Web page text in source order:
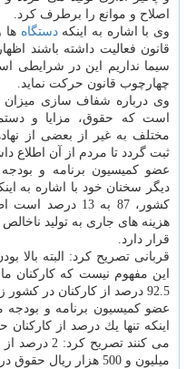
اصلاح و موانع را برطرف كرد.
وی با اشاره به اینكهدستگاه ها
قانون فعالیت داشته باشند
سیما نداریم این در شرایطی
چهارچوب قانون حركت نماید.
وی درباره شفاف سازی میزان
است كه حقوق، مزایا و
مختلف به غیر از بعضی از
ثبت گردد تا مردم از آن اطلاع
عضو كمیسیون برنامه و
دیگر سخنان خود با اشاره به
كشور، 87 به 13
هزینه های جاری به تولید
قرار دارد.
قربانی تصریح كرد: البته بالا
این مفهوم نیست كه كاركنان
92.5 درصد از كاركنان در كشور زیر 40 میلیون ریال حقوق دارند.
عضو كمیسیون برنامه و
میلیون و 500 هزار ریال حقوق دریافت می كنند.